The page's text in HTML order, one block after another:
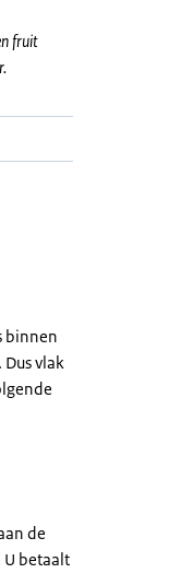
fruit
binnen
vlak
de
betaalt